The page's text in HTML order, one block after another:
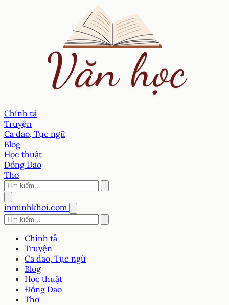
Chính tả
Truyện
Ca dao, Tục ngữ
Blog
Học thuật
Đồng Dao
Thơ
inminhkhoi.com
Chính tả
Truyện
Ca dao, Tục ngữ
Blog
Học thuật
Đồng Dao
Thơ